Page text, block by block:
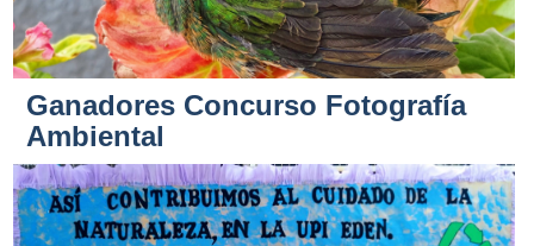
Ganadores Concurso Fotografía
Ambiental